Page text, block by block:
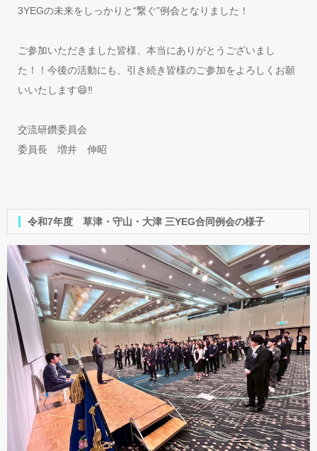
3YEGの未来をしっかりと“繋ぐ”例会となりました！
ご参加いただきました皆様、本当にありがとうございまし
た！！今後の活動にも、引き続き皆様のご参加をよろしくお願
いいたします😄‼️
交流研鑽委員会
委員長 増井 伸昭
令和7年度 草津・守山・大津 三YEG合同例会の様子